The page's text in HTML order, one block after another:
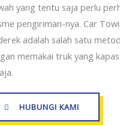
yang tentu saja perlu
pengiriman-nya. Car
adalah salah satu
memakai truk yang
HUBUNGI KAMI